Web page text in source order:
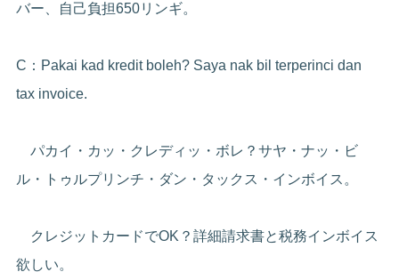
バー、自己負担650リンギ。
C：Pakai kad kredit boleh? Saya nak bil terperinci dan
tax invoice.
パカイ・カッ・クレディッ・ボレ？サヤ・ナッ・ビ
ル・トゥルプリンチ・ダン・タックス・インボイス。
クレジットカードでOK？詳細請求書と税務インボイス
欲しい。